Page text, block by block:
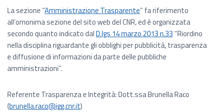
La sezione “Amministrazione Trasparente” fa riferimento
all’omonima sezione del sito web del CNR, ed è organizzata
secondo quanto indicato dalD.lgs 14 marzo 2013 n.33 “Riordino
nella disciplina riguardante gli obblighi per pubblicità, trasparenza
e diffusione di informazioni da parte delle pubbliche
amministrazioni”.
Referente Trasparenza e Integrità: Dott.ssa Brunella Raco
(brunella.raco@igg.cnr.it)